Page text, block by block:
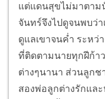
แต่แดนสุขไม่มาตาม
จันทร์จึงไปดูจนพบว่
ดูแลเขาจนค่ำ ระหว่
ที่ติดตามนายทุกฝีก้า
ต่างๆนานา ส่วนลูก
สองพ่อลูกต่างรักแล